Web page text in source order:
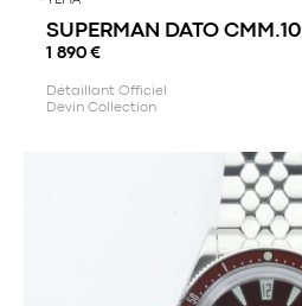
SUPERMAN DATO CMM.10
1 890 €
Détaillant Officiel
Devin Collection